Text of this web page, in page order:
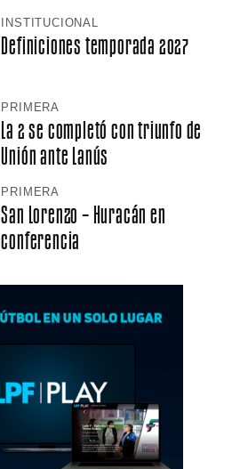
INSTITUCIONAL
Definiciones temporada 2027
PRIMERA
La 2 se completó con triunfo de
Unión ante Lanús
PRIMERA
San Lorenzo – Huracán en
conferencia